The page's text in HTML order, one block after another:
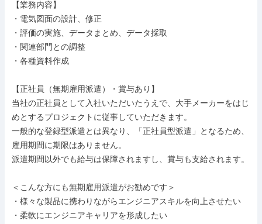
【業務内容】
・電気図面の設計、修正
・評価の実施、データまとめ、データ採取
・関連部門との調整
・各種資料作成
【正社員（無期雇用派遣）・賞与あり】
当社の正社員として入社いただいたうえで、大手メーカーをはじ
めとするプロジェクトに従事していただきます。
一般的な登録型派遣とは異なり、「正社員型派遣」となるため、
雇用期間に期限はありません。
派遣期間以外でも給与は保障されますし、賞与も支給されます。
＜こんな方にも無期雇用派遣がお勧めです＞
・様々な製品に携わりながらエンジニアスキルを向上させたい
・柔軟にエンジニアキャリアを形成したい